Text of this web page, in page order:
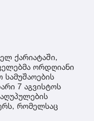
ქარიატაში,
ორდღიანი
სამუშაოების
7 აგვისტოს
რომელსაც